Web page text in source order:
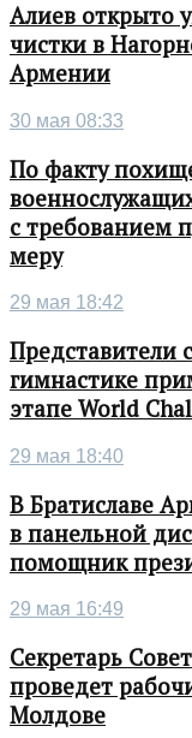
Алиев открыто
чистки в
Армении
30 мая 08:33
По факту
с требованием
меру
29 мая 18:42
Представители
гимнастике
этапе World
29 мая 18:40
В Братиславе
в панельной
помощник
29 мая 16:49
Секретарь
проведет
Молдове